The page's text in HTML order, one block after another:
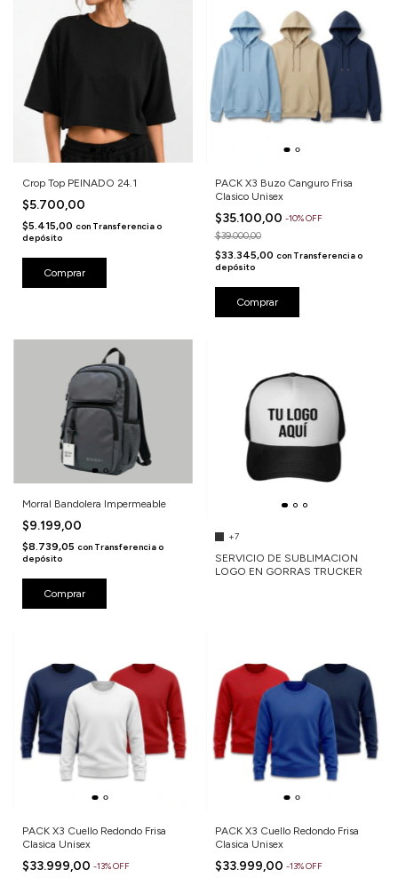
Crop Top PEINADO 24.1
$5.700,00
$5.415,00 con Transferencia o
depósito
Comprar
PACK X3 Buzo Canguro Frisa
Clasico Unisex
$35.100,00 -10%OFF
$39.000,00
$33.345,00 con Transferencia o
depósito
Comprar
Morral Bandolera Impermeable
$9.199,00
$8.739,05 con Transferencia o
depósito
Comprar
+7
SERVICIO DE SUBLIMACION
LOGO EN GORRAS TRUCKER
PACK X3 Cuello Redondo Frisa
Clasica Unisex
$33.999,00 -13%OFF
PACK X3 Cuello Redondo Frisa
Clasica Unisex
$33.999,00 -13%OFF